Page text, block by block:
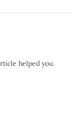
helped you.